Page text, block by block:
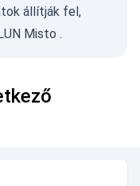
állítják fel,
Misto .